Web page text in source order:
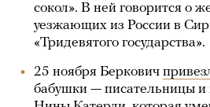
сокол». В ней говорится о
уезжающих из России в
«Тридевятого государства».
25 ноября Беркович
бабушки — писательницы